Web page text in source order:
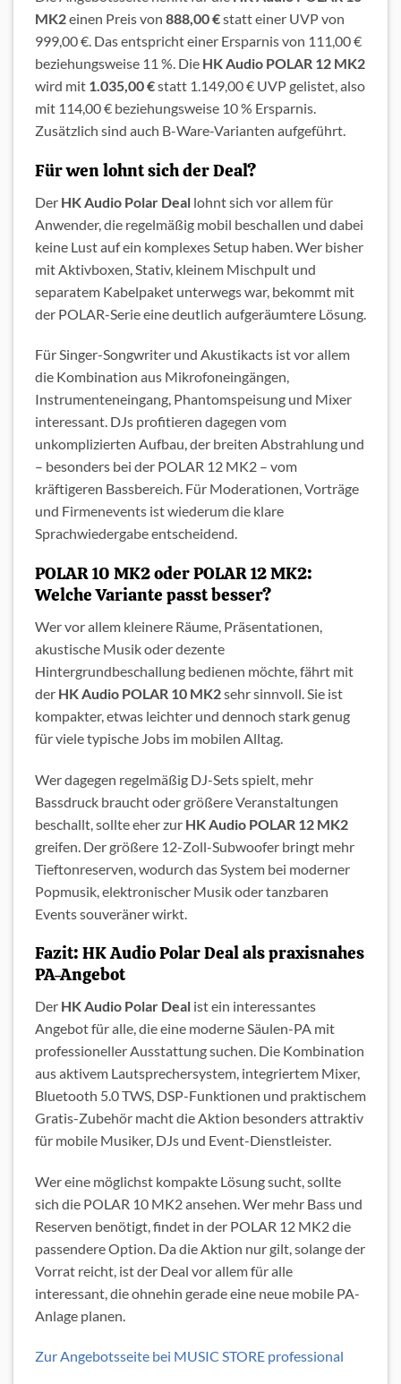
MK2einen Preis von 888,00 €statt einer UVP von
999,00 €. Das entspricht einer Ersparnis von 111,00 €
beziehungsweise 11 %. Die HK Audio POLAR 12 MK2
wird mit 1.035,00 €statt 1.149,00 € UVP gelistet, also
mit 114,00 € beziehungsweise 10 % Ersparnis.
Zusätzlich sind auch B-Ware-Varianten aufgeführt.
Für wen lohnt sich der Deal?
Der HK Audio Polar Deal lohnt sich vor allem für
Anwender, die regelmäßig mobil beschallen und dabei
keine Lust auf ein komplexes Setup haben. Wer bisher
mit Aktivboxen, Stativ, kleinem Mischpult und
separatem Kabelpaket unterwegs war, bekommt mit
der POLAR-Serie eine deutlich aufgeräumtere Lösung.
Für Singer-Songwriter und Akustikacts ist vor allem
die Kombination aus Mikrofoneingängen,
Instrumenteneingang, Phantomspeisung und Mixer
interessant. DJs profitieren dagegen vom
unkomplizierten Aufbau, der breiten Abstrahlung und
– besonders bei der POLAR 12 MK2 – vom
kräftigeren Bassbereich. Für Moderationen, Vorträge
und Firmenevents ist wiederum die klare
Sprachwiedergabe entscheidend.
POLAR 10 MK2 oder POLAR 12 MK2:
Welche Variante passt besser?
Wer vor allem kleinere Räume, Präsentationen,
akustische Musik oder dezente
Hintergrundbeschallung bedienen möchte, fährt mit
der HK Audio POLAR 10 MK2sehr sinnvoll. Sie ist
kompakter, etwas leichter und dennoch stark genug
für viele typische Jobs im mobilen Alltag.
Wer dagegen regelmäßig DJ-Sets spielt, mehr
Bassdruck braucht oder größere Veranstaltungen
beschallt, sollte eher zur HK Audio POLAR 12 MK2
greifen. Der größere 12-Zoll-Subwoofer bringt mehr
Tieftonreserven, wodurch das System bei moderner
Popmusik, elektronischer Musik oder tanzbaren
Events souveräner wirkt.
Fazit: HK Audio Polar Deal als praxisnahes
PA-Angebot
Der HK Audio Polar Deal ist ein interessantes
Angebot für alle, die eine moderne Säulen-PA mit
professioneller Ausstattung suchen. Die Kombination
aus aktivem Lautsprechersystem, integriertem Mixer,
Bluetooth 5.0 TWS, DSP-Funktionen und praktischem
Gratis-Zubehör macht die Aktion besonders attraktiv
für mobile Musiker, DJs und Event-Dienstleister.
Wer eine möglichst kompakte Lösung sucht, sollte
sich die POLAR 10 MK2 ansehen. Wer mehr Bass und
Reserven benötigt, findet in der POLAR 12 MK2 die
passendere Option. Da die Aktion nur gilt, solange der
Vorrat reicht, ist der Deal vor allem für alle
interessant, die ohnehin gerade eine neue mobile PA-
Anlage planen.
Zur Angebotsseite bei MUSIC STORE professional